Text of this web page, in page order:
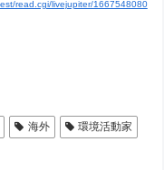
read.cgi/livejupiter/1667548080
海外
環境活動家